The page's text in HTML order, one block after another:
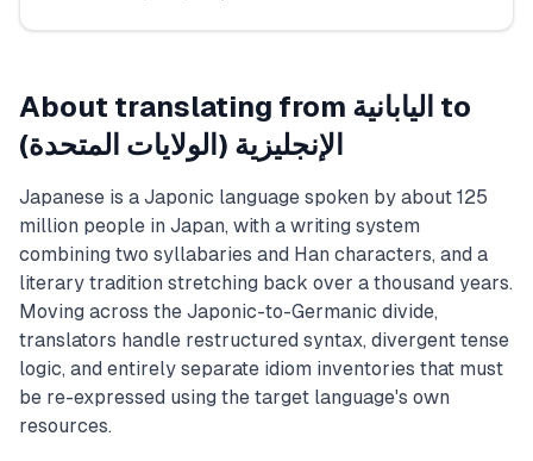
About translating from اليابانية to
الإنجليزية (الولايات المتحدة)
Japanese is a Japonic language spoken by about 125
million people in Japan, with a writing system
combining two syllabaries and Han characters, and a
literary tradition stretching back over a thousand years.
Moving across the Japonic-to-Germanic divide,
translators handle restructured syntax, divergent tense
logic, and entirely separate idiom inventories that must
be re-expressed using the target language's own
resources.